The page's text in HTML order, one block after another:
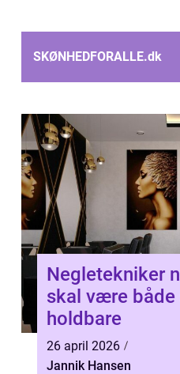
SKØNHEDFORALLE.dk
Negletekniker når dine negle
skal være både
holdbare
26 april 2026
Jannik Hansen